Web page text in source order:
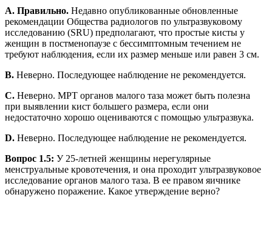
A. Правильно. Недавно опубликованные обновленные
рекомендации Общества радиологов по ультразвуковому
исследованию (SRU) предполагают, что простые кисты у
женщин в постменопаузе с бессимптомным течением не
требуют наблюдения, если их размер меньше или равен 3 см.
B. Неверно. Последующее наблюдение не рекомендуется.
C. Неверно. МРТ органов малого таза может быть полезна
при выявлении кист большего размера, если они
недостаточно хорошо оцениваются с помощью ультразвука.
D. Неверно. Последующее наблюдение не рекомендуется.
Вопрос 1.5: У 25-летней женщины нерегулярные
менструальные кровотечения, и она проходит ультразвуковое
исследование органов малого таза. В ее правом яичнике
обнаружено поражение. Какое утверждение верно?